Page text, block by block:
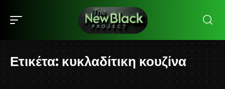
Ετικέτα: κυκλαδίτικη κουζίνα